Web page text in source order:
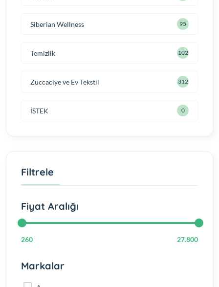
Siberian Wellness 95
Temizlik 102
Züccaciye ve Ev Tekstil 312
İSTEK 0
Filtrele
Fiyat Aralığı
260 27.800
Markalar